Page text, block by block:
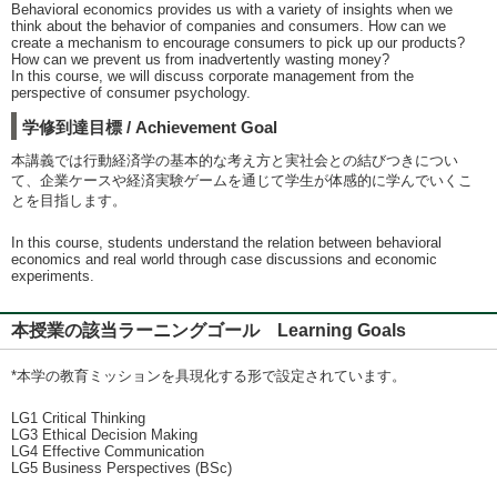
Behavioral economics provides us with a variety of insights when we
think about the behavior of companies and consumers. How can we
create a mechanism to encourage consumers to pick up our products?
How can we prevent us from inadvertently wasting money?
In this course, we will discuss corporate management from the
perspective of consumer psychology.
学修到達目標 / Achievement Goal
本講義では行動経済学の基本的な考え方と実社会との結びつきについ
て、企業ケースや経済実験ゲームを通じて学生が体感的に学んでいくこ
とを目指します。
In this course, students understand the relation between behavioral
economics and real world through case discussions and economic
experiments.
本授業の該当ラーニングゴール Learning Goals
*本学の教育ミッションを具現化する形で設定されています。
LG1 Critical Thinking
LG3 Ethical Decision Making
LG4 Effective Communication
LG5 Business Perspectives (BSc)